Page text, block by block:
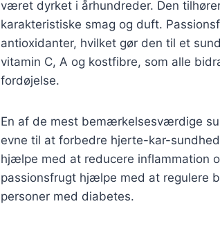
været dyrket i århundreder. Den
karakteristiske smag og duft.
antioxidanter, hvilket gør den til et
vitamin C, A og kostfibre, som alle
fordøjelse.
En af de mest bemærkelsesværdige
evne til at forbedre hjerte-kar-
hjælpe med at reducere inflammation
passionsfrugt hjælpe med at regulere
personer med diabetes.